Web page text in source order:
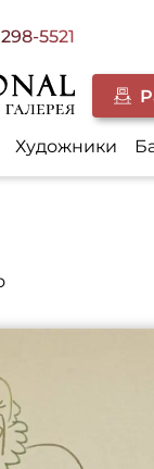
5521
Художники